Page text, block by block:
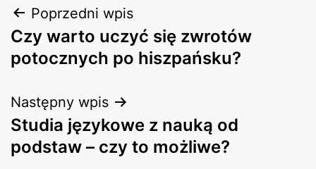
Nawigacja
wpisu
Poprzedni wpis
Czy warto uczyć się zwrotów
potocznych po hiszpańsku?
Następny wpis
Studia językowe z nauką od
podstaw – czy to możliwe?